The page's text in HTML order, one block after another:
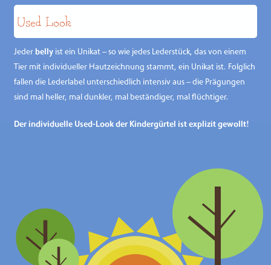
Used Look
Jeder bellyist ein Unikat – so wie jedes Lederstück, das von einem
Tier mit individueller Hautzeichnung stammt, ein Unikat ist. Folglich
fallen die Lederlabel unterschiedlich intensiv aus – die Prägungen
sind mal heller, mal dunkler, mal beständiger, mal flüchtiger.
Der individuelle Used-Look der Kindergürtel ist explizit gewollt!